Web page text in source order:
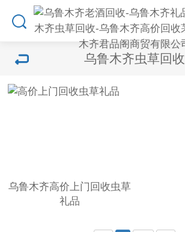
乌鲁木齐虫草回收
乌鲁木齐高价上门回收虫草
礼品